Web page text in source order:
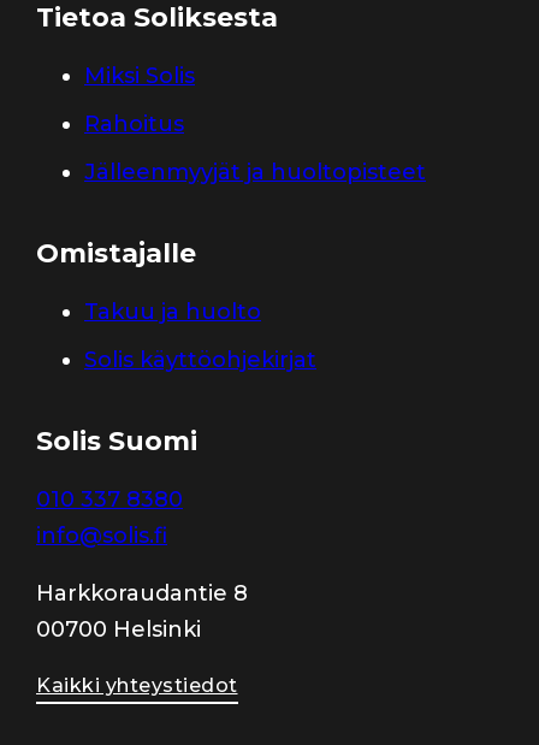
Tietoa Soliksesta
Miksi Solis
Rahoitus
Jälleenmyyjät ja huoltopisteet
Omistajalle
Takuu ja huolto
Solis käyttöohjekirjat
Solis Suomi
010 337 8380
info@solis.fi
Harkkoraudantie 8
00700 Helsinki
Kaikki yhteystiedot